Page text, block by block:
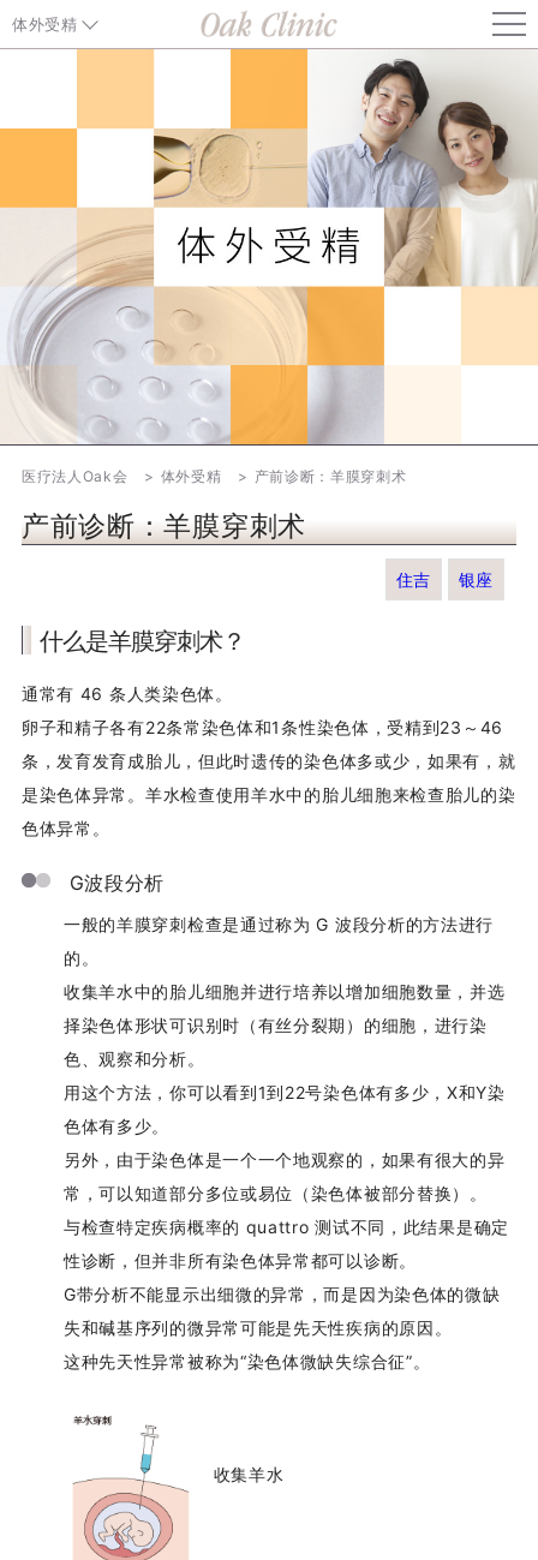
体外受精
关于体外受精的费用
特殊技术及检查
体外受精的程序
不孕的原因及治疗
基因检测
致患者
本院的设施
通知及其他
致成功妊娠患者
医疗法人Oak会 体外受精 产前诊断：羊膜穿刺术
产前诊断：羊膜穿刺术
住吉 银座
什么是羊膜穿刺术？
通常有 46 条人类染色体。
卵子和精子各有22条常染色体和1条性染色体，受精到23～46
条，发育发育成胎儿，但此时遗传的染色体多或少，如果有，就
是染色体异常。羊水检查使用羊水中的胎儿细胞来检查胎儿的染
色体异常。
G波段分析
一般的羊膜穿刺检查是通过称为 G 波段分析的方法进行
的。
收集羊水中的胎儿细胞并进行培养以增加细胞数量，并选
择染色体形状可识别时（有丝分裂期）的细胞，进行染
色、观察和分析。
用这个方法，你可以看到1到22号染色体有多少，X和Y染
色体有多少。
另外，由于染色体是一个一个地观察的，如果有很大的异
常，可以知道部分多位或易位（染色体被部分替换）。
与检查特定疾病概率的 quattro 测试不同，此结果是确定
性诊断，但并非所有染色体异常都可以诊断。
G带分析不能显示出细微的异常，而是因为染色体的微缺
失和碱基序列的微异常可能是先天性疾病的原因。
这种先天性异常被称为“染色体微缺失综合征”。
收集羊水